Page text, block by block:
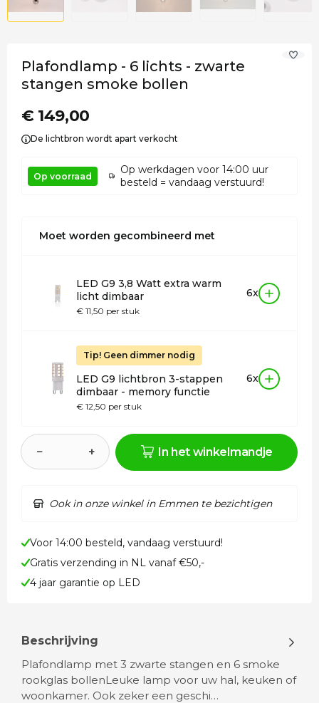
Plafondlamp - 6 lichts - zwarte
stangen smoke bollen
€ 149,00
De lichtbron wordt apart verkocht
Op voorraad
Op werkdagen voor 14:00 uur
besteld = vandaag verstuurd!
Moet worden gecombineerd met
LED G9 3,8 Watt extra warm
licht dimbaar
€ 11,50 per stuk
6x
Tip! Geen dimmer nodig
LED G9 lichtbron 3-stappen
dimbaar - memory functie
€ 12,50 per stuk
6x
− + In het winkelmandje
Ook in onze winkel in Emmen te bezichtigen
Voor 14:00 besteld, vandaag verstuurd!
Gratis verzending in NL vanaf €50,-
4 jaar garantie op LED
Beschrijving
Plafondlamp met 3 zwarte stangen en 6 smoke
rookglas bollenLeuke lamp voor uw hal, keuken of
woonkamer. Ook zeker een geschi…